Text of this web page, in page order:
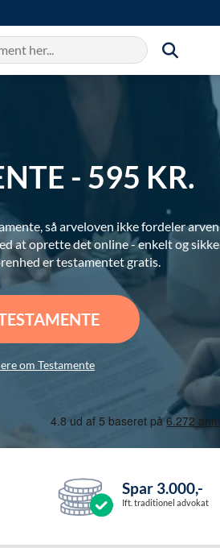
- 595 KR.
så arveloven ikke fordeler
at oprette det online - enkelt og
er testamentet gratis.
om Testamente
Spar 3.000,-
Ift. traditionel advokat